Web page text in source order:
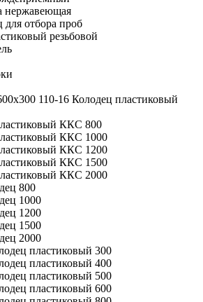
нержавеющая
отбора проб
резьбовой
110-16 Колодец пластиковый
ККС 800
ККС 1000
ККС 1200
ККС 1500
ККС 2000
800
1000
1200
1500
2000
пластиковый 300
пластиковый 400
пластиковый 500
пластиковый 600